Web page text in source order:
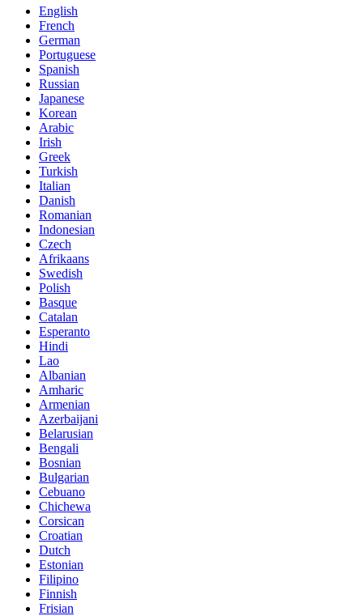
English
French
German
Portuguese
Spanish
Russian
Japanese
Korean
Arabic
Irish
Greek
Turkish
Italian
Danish
Romanian
Indonesian
Czech
Afrikaans
Swedish
Polish
Basque
Catalan
Esperanto
Hindi
Lao
Albanian
Amharic
Armenian
Azerbaijani
Belarusian
Bengali
Bosnian
Bulgarian
Cebuano
Chichewa
Corsican
Croatian
Dutch
Estonian
Filipino
Finnish
Frisian